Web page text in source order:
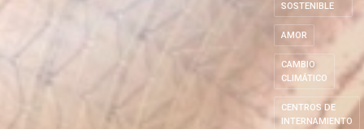
SOSTENIBLE
AMOR
CAMBIO
CLIMÁTICO
CENTROS DE
INTERNAMIENTO